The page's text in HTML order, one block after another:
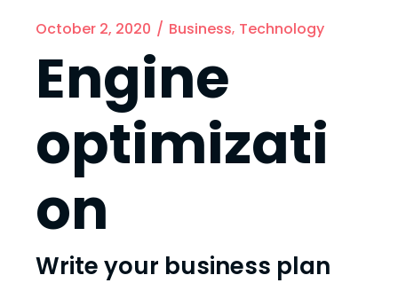
October 2, 2020 Business Technology
Engine
optimizati
on
Write your business plan